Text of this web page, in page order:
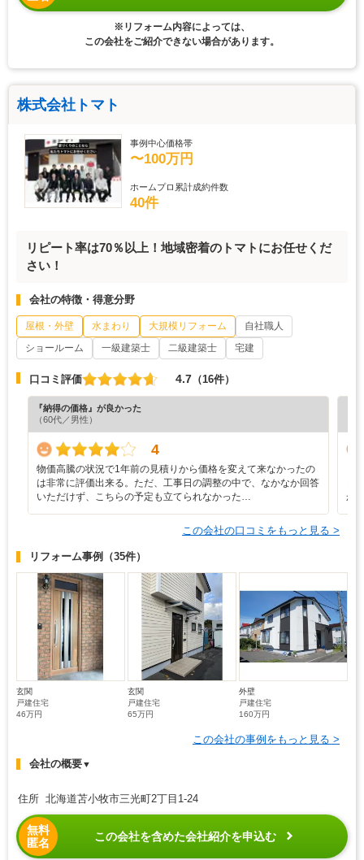
※リフォーム内容によっては、
この会社をご紹介できない場合があります。
株式会社トマト
事例中心価格帯
〜100万円
ホームプロ累計成約件数
40件
リピート率は70％以上！地域密着のトマトにお任せくだ
さい！
会社の特徴・得意分野
屋根・外壁 水まわり 大規模リフォーム
自社職人
ショールーム
一級建築士 二級建築士 宅建
口コミ評価 4.7 （16件）
『納得の価格』が良かった
（60代／男性）
4
物価高騰の状況で1年前の見積りから価格を変えて来なかったの
は非常に評価出来る。ただ、工事日の調整の中で、なかなか回答
いただけず、こちらの予定も立てられなかった…
か
この会社の口コミをもっと見る >
リフォーム事例 （35件）
玄関
戸建住宅
46万円
玄関
戸建住宅
65万円
外壁
戸建住宅
160万円
この会社の事例をもっと見る >
会社の概要▼
住所 北海道苫小牧市三光町2丁目1-24
無料
匿名
この会社を含めた会社紹介を申込む